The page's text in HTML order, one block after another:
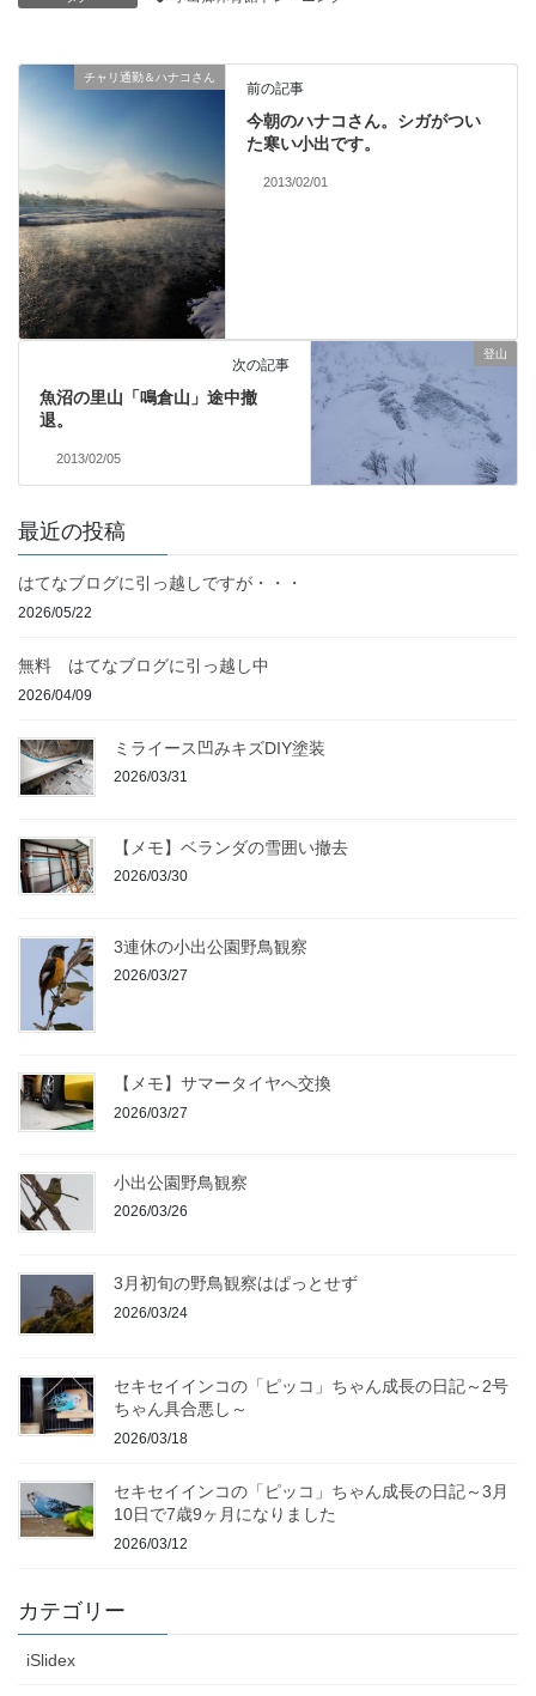
チャリ通勤＆ハナコさん
前の記事
今朝のハナコさん。シガがつい
た寒い小出です。
2013/02/01
登山
次の記事
魚沼の里山「鳴倉山」途中撤
退。
2013/02/05
最近の投稿
はてなブログに引っ越しですが・・・
2026/05/22
無料 はてなブログに引っ越し中
2026/04/09
ミライース凹みキズDIY塗装
2026/03/31
【メモ】ベランダの雪囲い撤去
2026/03/30
3連休の小出公園野鳥観察
2026/03/27
【メモ】サマータイヤへ交換
2026/03/27
小出公園野鳥観察
2026/03/26
3月初旬の野鳥観察はぱっとせず
2026/03/24
セキセイインコの「ピッコ」ちゃん成長の日記～2号
ちゃん具合悪し～
2026/03/18
セキセイインコの「ピッコ」ちゃん成長の日記～3月
10日で7歳9ヶ月になりました
2026/03/12
カテゴリー
iSlidex